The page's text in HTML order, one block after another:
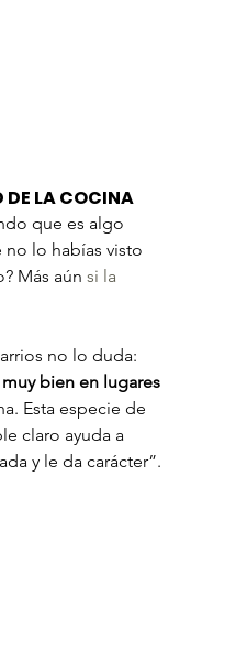
DE LA COCINA
que es algo
no lo habías visto
Más aún si la
no lo duda:
bien en lugares
Esta especie de
claro ayuda a
y le da carácter”.